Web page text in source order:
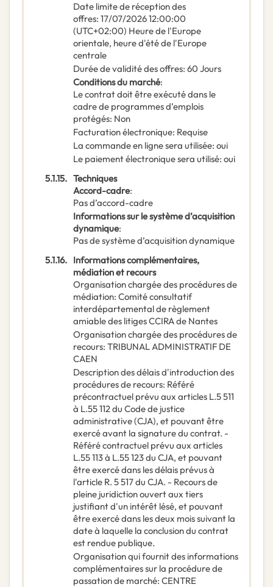
Date limite de réception des
offres: 17/07/202612:00:00
(UTC+02:00) Heure de l'Europe
orientale, heure d'été de l'Europe
centrale
Durée de validité des offres: 60 Jours
Conditions du marché:
Le contrat doit être exécuté dans le
cadre de programmes d’emplois
protégés: Non
Facturation électronique: Requise
La commande en ligne sera utilisée: oui
Le paiement électronique sera utilisé: oui
5.1.15. Techniques
Accord-cadre:
Pas d’accord-cadre
Informations sur le système d’acquisition
dynamique:
Pas de système d’acquisition dynamique
5.1.16. Informations complémentaires,
médiation et recours
Organisation chargée des procédures de
médiation: Comité consultatif
interdépartemental de règlement
amiable des litiges CCIRA de Nantes
Organisation chargée des procédures de
recours: TRIBUNAL ADMINISTRATIF DE
CAEN
Description des délais d'introduction des
procédures de recours: Référé
précontractuel prévu aux articles L.5 511
à L.55 112 du Code de justice
administrative (CJA), et pouvant être
exercé avant la signature du contrat. -
Référé contractuel prévu aux articles
L.55 113 à L.55 123 du CJA, et pouvant
être exercé dans les délais prévus à
l'article R. 5 517 du CJA. - Recours de
pleine juridiction ouvert aux tiers
justifiant d'un intérêt lésé, et pouvant
être exercé dans les deux mois suivant la
date à laquelle la conclusion du contrat
est rendue publique.
Organisation qui fournit des informations
complémentaires sur la procédure de
passation de marché: CENTRE